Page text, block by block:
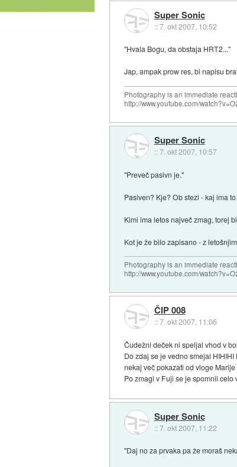
Super Sonic
::7. okt 2007, 10:52
"Hvala Bogu, da obstaja HRT2..."
Jap, ampak prow res, bi napisu
Photography is an immediate
http://www.youtube.com/
Super Sonic
::7. okt 2007, 10:57
"Preveč pasivn je."
Pasiven? Kje? Ob stezi - kaj ima
Kimi ima letos največ zmag, torej
Kot je že bilo zapisano - z
Photography is an immediate
http://www.youtube.com/
ČIP 008
::7. okt 2007, 11:06
Čudežni deček ni speljal vhod v
Do zdaj se je vedno smejal
nekaj več pokazati od vloge Marije
Po zmagi v Fuji se je spomnil celo
Super Sonic
::7. okt 2007, 11:22
"Daj no za prvaka pa že moraš